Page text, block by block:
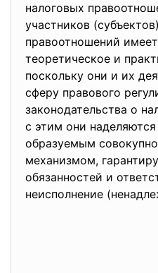
налоговых
участников
правоотношений
теоретическое и
поскольку они и их
сферу правового
законодательства о
с этим они
образуемым
механизмом,
обязанностей и
неисполнение